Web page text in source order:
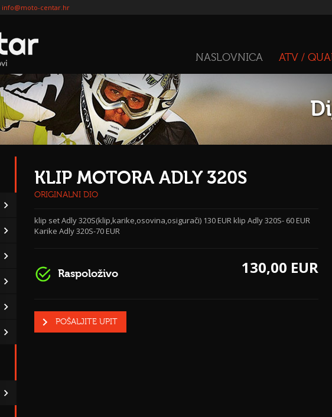
info@moto-centar.hr
NASLOVNICA ATV /
KLIP MOTORA ADLY 320S
ORIGINALNI DIO
klip set Adly 320S(klip,karike,osovina,osigurači) 130 EUR klip Adly 320S- 60 EUR
Karike Adly 320S-70 EUR
Raspoloživo 130,00 EUR
POŠALJITE UPIT